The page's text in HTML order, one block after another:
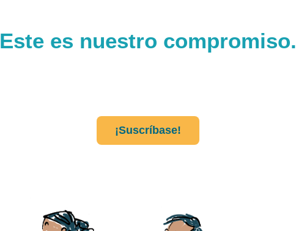
Este es nuestro compromiso.
¡Suscríbase!